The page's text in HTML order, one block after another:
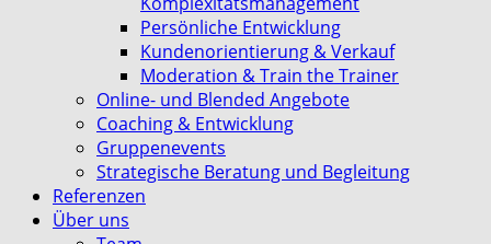
Persönliche Entwicklung
Kundenorientierung & Verkauf
Moderation & Train the Trainer
Online- und Blended Angebote
Coaching & Entwicklung
Gruppenevents
Strategische Beratung und Begleitung
Referenzen
Über uns